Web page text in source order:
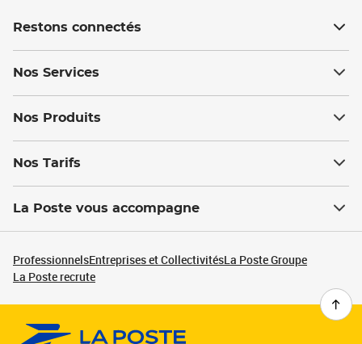
Restons connectés
Nos Services
Nos Produits
Nos Tarifs
La Poste vous accompagne
ProfessionnelsEntreprises et CollectivitésLa Poste Groupe
La Poste recrute